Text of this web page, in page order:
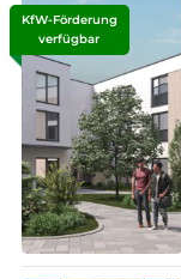
KfW-Förderung
verfügbar